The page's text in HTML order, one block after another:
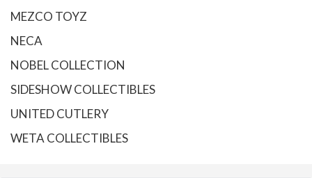
MEZCO TOYZ
NECA
NOBEL COLLECTION
SIDESHOW COLLECTIBLES
UNITED CUTLERY
WETA COLLECTIBLES